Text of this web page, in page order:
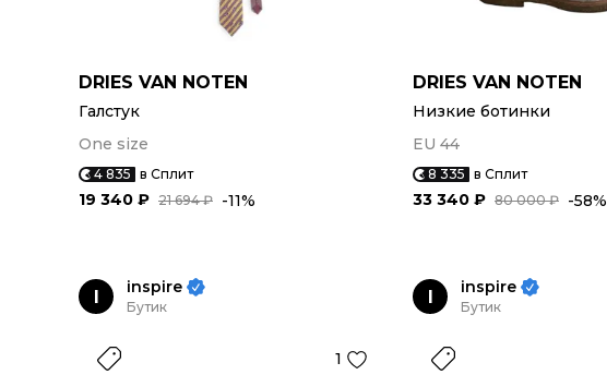
DRIES VAN NOTEN
Галстук
One size
4 835 в Сплит
21 694 ₽
19 340 ₽ -11%
DRIES VAN NOTEN
Низкие ботинки
EU 44
8 335 в Сплит
80 000 ₽
33 340 ₽ -58%
I inspire
Бутик
1
I inspire
Бутик